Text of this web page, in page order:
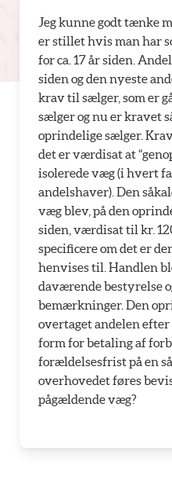
Jeg kunne godt tænke
er stillet hvis man har
for ca. 17 år siden.
siden og den nyeste
krav til sælger, som er
sælger og nu er kravet
oprindelige sælger.
det er værdisat at
isolerede væg (i hvert
andelshaver). Den
væg blev, på den
siden, værdisat til kr.
specificere om det er
henvises til. Handlen
daværende bestyrelse
bemærkninger. Den
overtaget andelen efter
form for betaling af
forældelsesfrist på en
overhovedet føres
pågældende væg?